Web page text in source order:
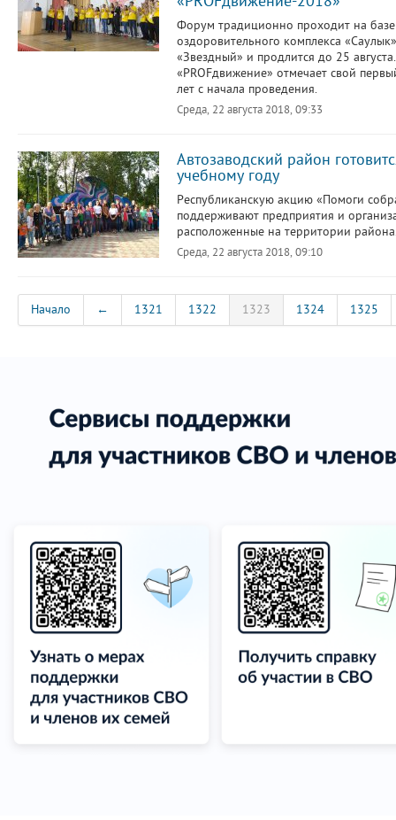
Форум традиционно проходит на базе
оздоровительного комплекса
«Звездный» и продлится до 25
«PROFдвижение» отмечает свой
лет с начала проведения.
Среда, 22 августа 2018, 09:33
Автозаводский район
учебному году
Республиканскую акцию «Помоги
поддерживают предприятия и
расположенные на территории
Среда, 22 августа 2018, 09:10
Начало ← 1321 1322 1323 1324 1325